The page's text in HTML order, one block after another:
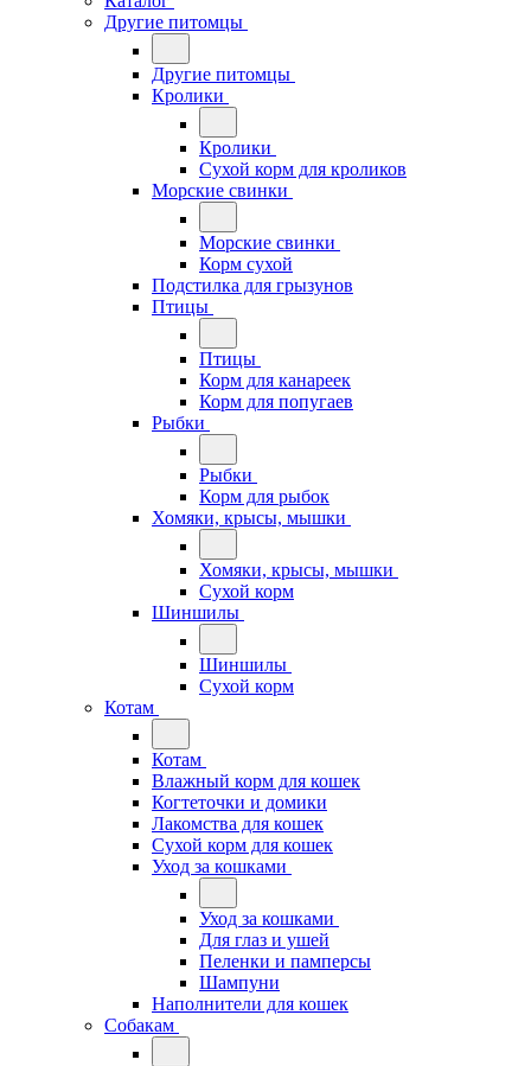
Другие питомцы
Другие питомцы
Кролики
Кролики
Сухой корм для кроликов
Морские свинки
Морские свинки
Корм сухой
Подстилка для грызунов
Птицы
Птицы
Корм для канареек
Корм для попугаев
Рыбки
Рыбки
Корм для рыбок
Хомяки, крысы, мышки
Хомяки, крысы, мышки
Сухой корм
Шиншилы
Шиншилы
Сухой корм
Котам
Котам
Влажный корм для кошек
Когтеточки и домики
Лакомства для кошек
Сухой корм для кошек
Уход за кошками
Уход за кошками
Для глаз и ушей
Пеленки и памперсы
Шампуни
Наполнители для кошек
Собакам